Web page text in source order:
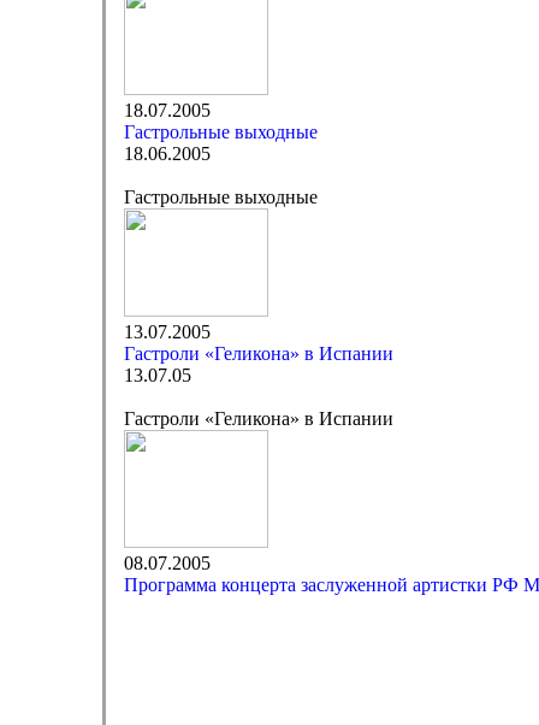
18.07.2005
Гастрольные выходные
18.06.2005
Гастрольные выходные
13.07.2005
Гастроли «Геликона» в Испании
13.07.05
Гастроли «Геликона» в Испании
08.07.2005
Программа концерта заслуженной артистки РФ